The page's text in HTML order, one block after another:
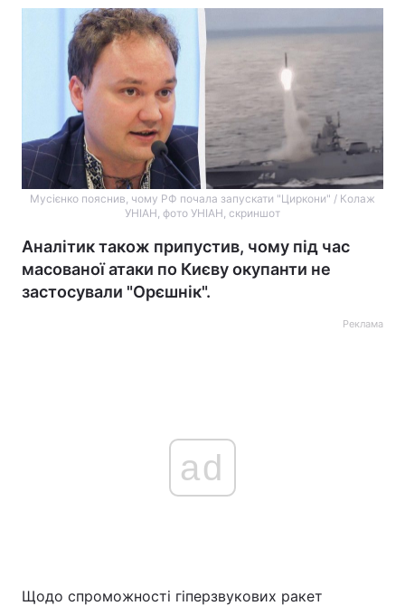
Мусієнко пояснив, чому РФ почала запускати "Циркони" / Колаж
УНІАН, фото УНІАН, скриншот
Аналітик також припустив, чому під час
масованої атаки по Києву окупанти не
застосували "Орєшнік".
Реклама
ad
Щодо спроможності гіперзвукових ракет